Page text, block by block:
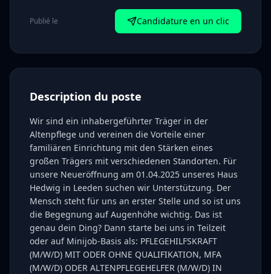
Publié le Candidature en un clic
Description du poste
Wir sind ein inhabergeführter Träger in der
Altenpflege und vereinen die Vorteile einer
familiären Einrichtung mit den Stärken eines
großen Trägers mit verschiedenen Standorten. Für
unsere Neueröffnung am 01.04.2025 unseres Haus
Hedwig in Leeden suchen wir Unterstützung. Der
Mensch steht für uns an erster Stelle und so ist uns
die Begegnung auf Augenhöhe wichtig. Das ist
genau dein Ding? Dann starte bei uns in Teilzeit
oder auf Minijob-Basis als: PFLEGEHILFSKRAFT
(M/W/D) MIT ODER OHNE QUALIFIKATION, MFA
(M/W/D) ODER ALTENPFLEGEHELFER (M/W/D) IN